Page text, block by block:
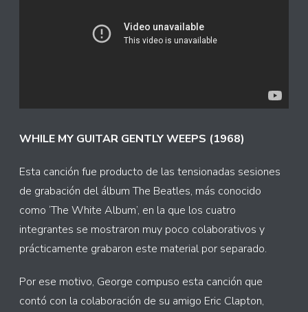
WHILE MY GUITAR GENTLY WEEPS (1968)
Esta canción fue producto de las tensionadas sesiones
de grabación del álbum The Beatles, más conocido
como ‘The White Album’, en la que los cuatro
integrantes se mostraron muy poco colaborativos y
prácticamente grabaron este material por separado.
Por ese motivo, George compuso esta canción que
contó con la colaboración de su amigo Eric Clapton,